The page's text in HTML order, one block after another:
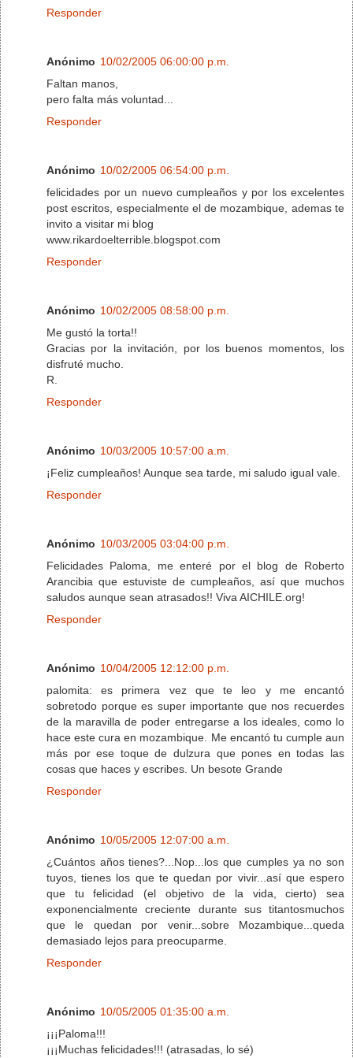
Responder
Anónimo 10/02/2005 06:00:00 p.m.
Faltan manos,
pero falta más voluntad...
Responder
Anónimo 10/02/2005 06:54:00 p.m.
felicidades por un nuevo cumpleaños y por los excelentes
post escritos, especialmente el de mozambique, ademas te
invito a visitar mi blog
www.rikardoelterrible.blogspot.com
Responder
Anónimo 10/02/2005 08:58:00 p.m.
Me gustó la torta!!
Gracias por la invitación, por los buenos momentos, los
disfruté mucho.
R.
Responder
Anónimo 10/03/2005 10:57:00 a.m.
¡Feliz cumpleaños! Aunque sea tarde, mi saludo igual vale.
Responder
Anónimo 10/03/2005 03:04:00 p.m.
Felicidades Paloma, me enteré por el blog de Roberto
Arancibia que estuviste de cumpleaños, así que muchos
saludos aunque sean atrasados!! Viva AICHILE.org!
Responder
Anónimo 10/04/2005 12:12:00 p.m.
palomita: es primera vez que te leo y me encantó
sobretodo porque es super importante que nos recuerdes
de la maravilla de poder entregarse a los ideales, como lo
hace este cura en mozambique. Me encantó tu cumple aun
más por ese toque de dulzura que pones en todas las
cosas que haces y escribes. Un besote Grande
Responder
Anónimo 10/05/2005 12:07:00 a.m.
¿Cuántos años tienes?...Nop...los que cumples ya no son
tuyos, tienes los que te quedan por vivir...así que espero
que tu felicidad (el objetivo de la vida, cierto) sea
exponencialmente creciente durante sus titantosmuchos
que le quedan por venir...sobre Mozambique...queda
demasiado lejos para preocuparme.
Responder
Anónimo 10/05/2005 01:35:00 a.m.
¡¡¡Paloma!!!
¡¡¡Muchas felicidades!!! (atrasadas, lo sé)